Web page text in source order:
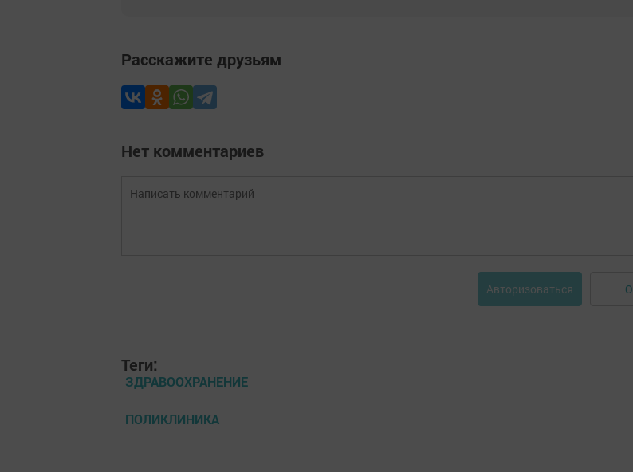
Расскажите друзьям
Нет комментариев
Авторизоваться
Теги:
ЗДРАВООХРАНЕНИЕ
ПОЛИКЛИНИКА